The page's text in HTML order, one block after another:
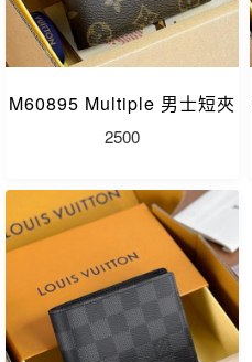
M60895 Multiple 男士短夾
2500